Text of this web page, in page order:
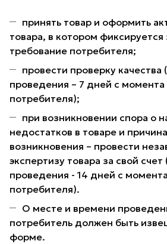
принять товар и оформить
товара, в котором фиксируется
требование потребителя;
провести проверку качества
проведения – 7 дней с
потребителя);
при возникновении спора о
недостатков в товаре и
возникновения – провести
экспертизу товара за свой счет
проведения - 14 дней с
потребителя).
О месте и времени
потребитель должен быть
форме.